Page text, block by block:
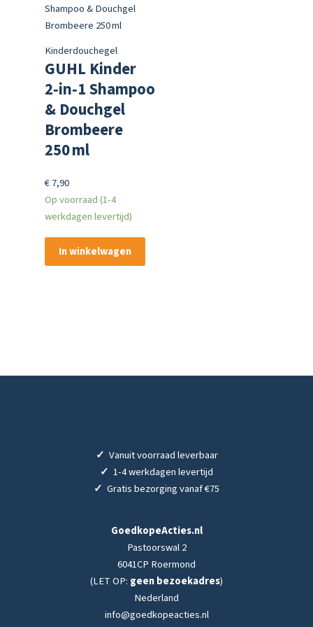
Kinderdouchegel
GUHL Kinder
2‑in‑1 Shampoo
& Douchgel
Brombeere
250 ml
€7,90
Op voorraad (1-4
werkdagen levertijd)
In winkelwagen
✓ Vanuit voorraad leverbaar
✓ 1-4 werkdagen levertijd
✓ Gratis bezorging vanaf €75
GoedkopeActies.nl
Pastoorswal 2
6041CP Roermond
(LET OP: geen bezoekadres)
Nederland
info@goedkopeacties.nl